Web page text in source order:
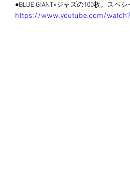
●BLUE GIANT×ジャズの100枚。スペ
https://www.youtube.com/